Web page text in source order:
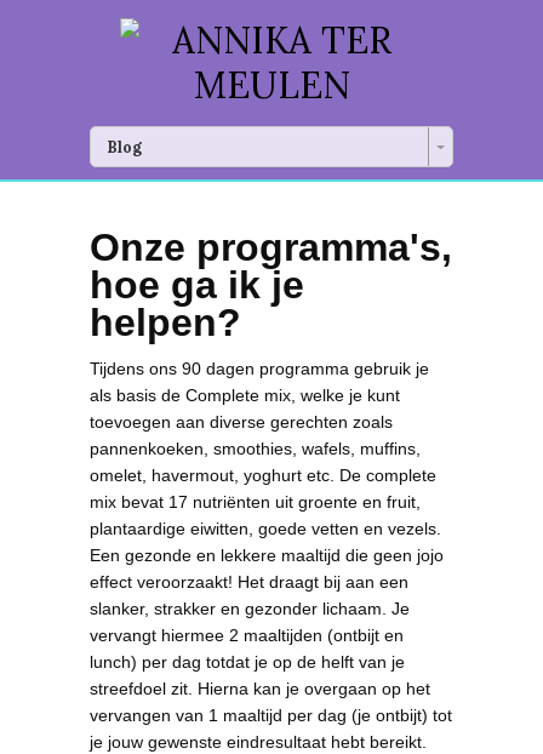
Blog
Onze programma's,
hoe ga ik je
helpen?
Tijdens ons 90 dagen programma gebruik je
als basis de Complete mix, welke je kunt
toevoegen aan diverse gerechten zoals
pannenkoeken, smoothies, wafels, muffins,
omelet, havermout, yoghurt etc. De complete
mix bevat 17 nutriënten uit groente en fruit,
plantaardige eiwitten, goede vetten en vezels.
Een gezonde en lekkere maaltijd die geen jojo
effect veroorzaakt! Het draagt bij aan een
slanker, strakker en gezonder lichaam. Je
vervangt hiermee 2 maaltijden (ontbijt en
lunch) per dag totdat je op de helft van je
streefdoel zit. Hierna kan je overgaan op het
vervangen van 1 maaltijd per dag (je ontbijt) tot
je jouw gewenste eindresultaat hebt bereikt.